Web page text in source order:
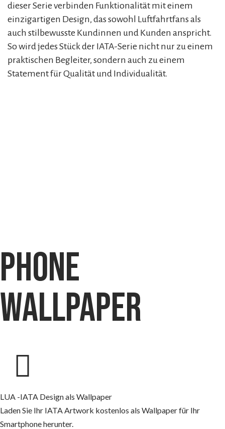
dieser Serie verbinden Funktionalität mit einem
einzigartigen Design, das sowohl Luftfahrtfans als
auch stilbewusste Kundinnen und Kunden anspricht.
So wird jedes Stück der IATA-Serie nicht nur zu einem
praktischen Begleiter, sondern auch zu einem
Statement für Qualität und Individualität.
phone
wallpaper
LUA -IATA Design als Wallpaper
Laden Sie Ihr IATA Artwork kostenlos als Wallpaper für Ihr
Smartphone herunter.